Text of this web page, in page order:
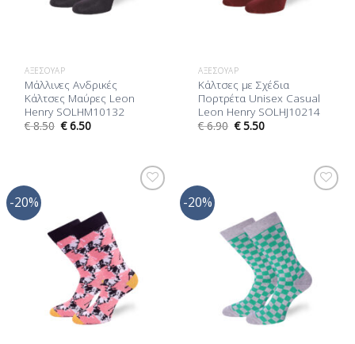
ΑΞΕΣΟΥΆΡ
Μάλλινες Ανδρικές
Κάλτσες Μαύρες Leon
Henry SOLHM10132
€8.50 €6.50
ΑΞΕΣΟΥΆΡ
Κάλτσες με Σχέδια
Πορτρέτα Unisex Casual
Leon Henry SOLHJ10214
€6.90 €5.50
-20% -20%